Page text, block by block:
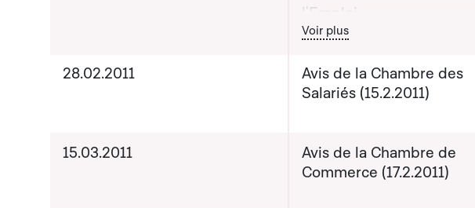
l'Emploi
Roger Negri
de commission : 17-10-
Bouton graphique servant
Voir plus
28.02.2011
Avis de la Chambre des
Salariés (15.2.2011)
15.03.2011
Avis de la Chambre de
Commerce (17.2.2011)